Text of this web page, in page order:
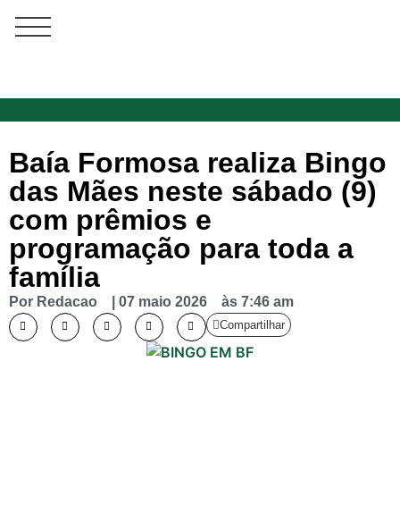
Baía Formosa realiza Bingo
das Mães neste sábado (9)
com prêmios e
programação para toda a
família
Por Redacao 07 maio 2026 às 7:46 am
Compartilhar